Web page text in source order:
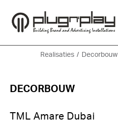
Realisaties / Decorbouw
DECORBOUW
TML Amare Dubai